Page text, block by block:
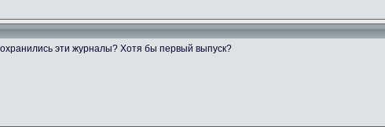
эти журналы? Хотя бы первый выпуск?